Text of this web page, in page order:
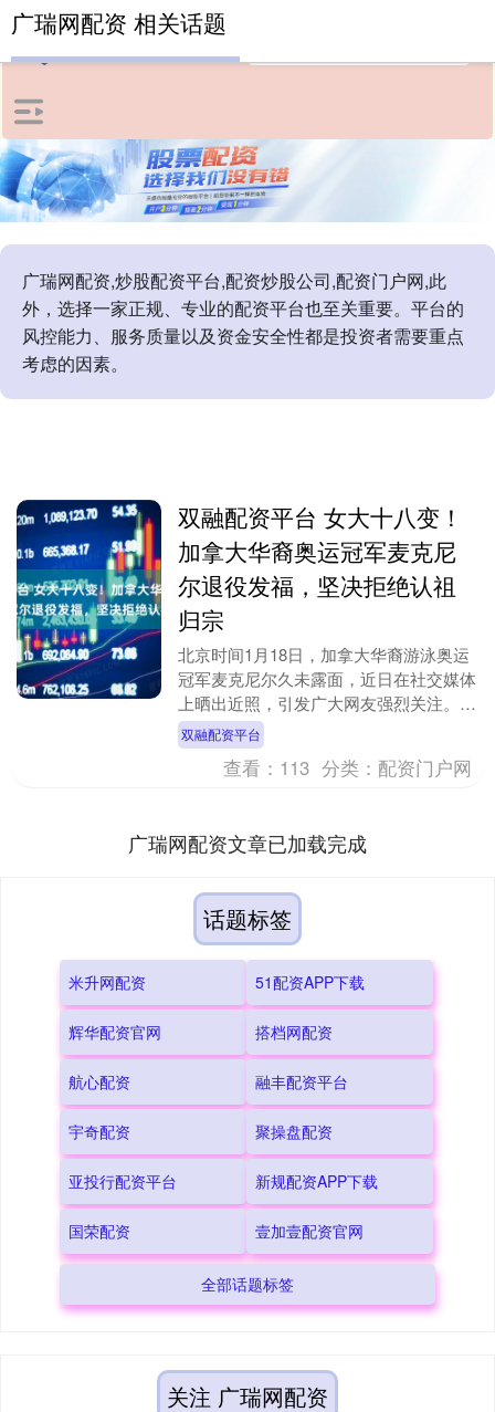
广瑞网配资,炒股配资平台,配资炒股公司,配资门户网,此
外，选择一家正规、专业的配资平台也至关重要。平台的
风控能力、服务质量以及资金安全性都是投资者需要重点
考虑的因素。
广瑞网配资 相关话题
双融配资平台 女大十八变！
加拿大华裔奥运冠军麦克尼
尔退役发福，坚决拒绝认祖
归宗
北京时间1月18日，加拿大华裔游泳奥运
冠军麦克尼尔久未露面，近日在社交媒体
上晒出近照，引发广大网友强烈关注。照
片中，麦克尼尔的脸庞明显圆润发福，与
她运动员时期的....
双融配资平台
查看： 113 分类： 配资门户网
广瑞网配资文章已加载完成
话题标签
米升网配资 51配资APP下载
辉华配资官网 搭档网配资
航心配资 融丰配资平台
宇奇配资 聚操盘配资
亚投行配资平台 新规配资APP下载
国荣配资 壹加壹配资官网
全部话题标签
关注 广瑞网配资